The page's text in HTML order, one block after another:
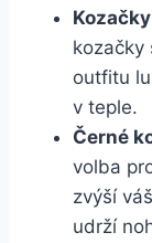
kozačky
outfitu
v teple.
Černé
volba
zvýší
‍udrží⁣